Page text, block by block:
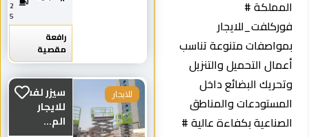
#
متنوعة تناسب
التحميل والتنزيل
البضائع داخل
والمناطق
بكفاءة عالية #
2
رافعة
مقصية
سيزر لفت
للايجار
الم...
للايجار